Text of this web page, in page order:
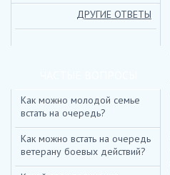
ДРУГИЕ ОТВЕТЫ
Как можно молодой семье
встать на очередь?
Как можно встать на очередь
ветерану боевых действий?